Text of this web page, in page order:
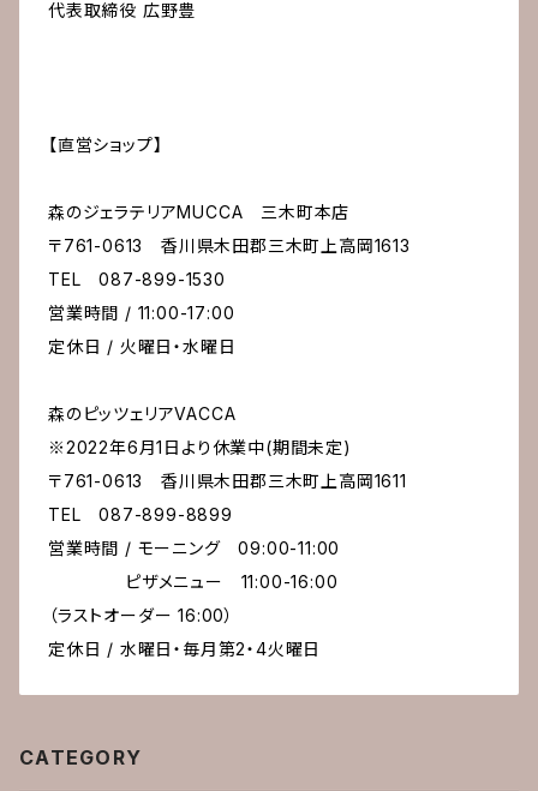
代表取締役 広野豊
【直営ショップ】
森のジェラテリアMUCCA 三木町本店
〒761-0613 香川県木田郡三木町上高岡1613
TEL 087-899-1530
営業時間 / 11:00-17:00
定休日 / 火曜日・水曜日
森のピッツェリアVACCA
※2022年6月1日より休業中(期間未定)
〒761-0613 香川県木田郡三木町上高岡1611
TEL 087-899-8899
営業時間 / モーニング 09:00-11:00
ピザメニュー 11:00-16:00
（ラストオーダー 16:00）
定休日 / 水曜日・毎月第2・4火曜日
CATEGORY